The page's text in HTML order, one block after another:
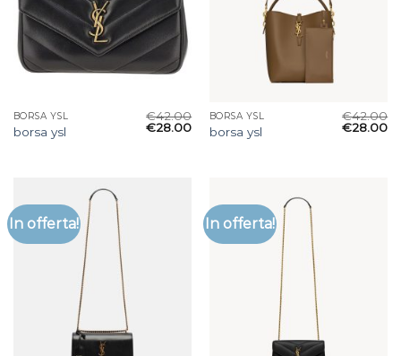
BORSA YSL
borsa ysl
€42.00
€28.00
BORSA YSL
borsa ysl
€42.00
€28.00
In offerta! In offerta!